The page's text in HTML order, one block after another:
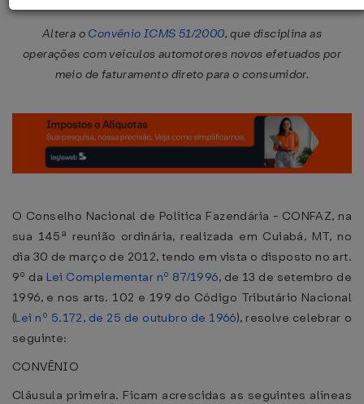
Altera o Convênio ICMS 51/2000, que disciplina as
operações com veículos automotores novos efetuados por
meio de faturamento direto para o consumidor.
O Conselho Nacional de Política Fazendária - CONFAZ, na
sua 145ª reunião ordinária, realizada em Cuiabá, MT, no
dia 30 de março de 2012, tendo em vista o disposto no art.
9º da Lei Complementar nº 87/1996, de 13 de setembro de
1996, e nos arts. 102 e 199 do Código Tributário Nacional
(Lei nº 5.172, de 25 de outubro de 1966), resolve celebrar o
seguinte:
CONVÊNIO
Cláusula primeira. Ficam acrescidas as seguintes alíneas